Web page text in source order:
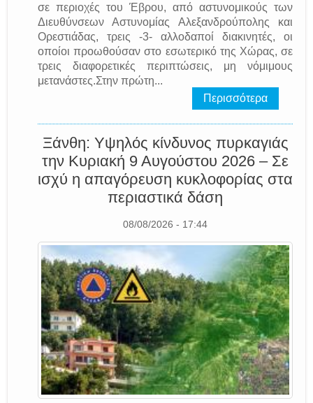
σε περιοχές του Έβρου, από αστυνομικούς των
Διευθύνσεων Αστυνομίας Αλεξανδρούπολης και
Ορεστιάδας, τρεις -3- αλλοδαποί διακινητές, οι
οποίοι προωθούσαν στο εσωτερικό της Χώρας, σε
τρεις διαφορετικές περιπτώσεις, μη νόμιμους
μετανάστες.Στην πρώτη...
Περισσότερα
Ξάνθη: Υψηλός κίνδυνος πυρκαγιάς
την Κυριακή 9 Αυγούστου 2026 – Σε
ισχύ η απαγόρευση κυκλοφορίας στα
περιαστικά δάση
08/08/2026 - 17:44